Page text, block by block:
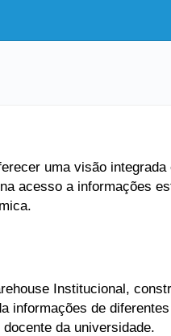
uma visão
acesso a informações
Institucional,
informações de
da universidade.